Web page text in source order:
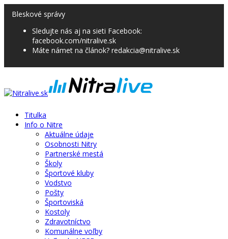
Bleskové správy
Sledujte nás aj na sieti Facebook:
facebook.com/nitralive.sk
Máte námet na článok? redakcia@nitralive.sk
Titulka
Info o Nitre
Aktuálne údaje
Osobnosti Nitry
Partnerské mestá
Školy
Športové kluby
Vodstvo
Pošty
Športoviská
Kostoly
Zdravotníctvo
Komunálne voľby